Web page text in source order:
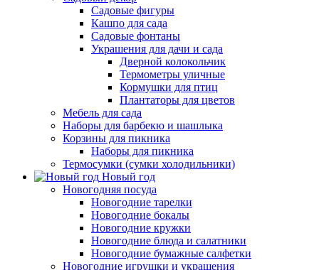
Садовые фигуры
Кашпо для сада
Садовые фонтаны
Украшения для дачи и сада
Дверной колокольчик
Термометры уличные
Кормушки для птиц
Плантаторы для цветов
Мебель для сада
Наборы для барбекю и шашлыка
Корзины для пикника
Наборы для пикника
Термосумки (сумки холодильники)
Новый год
Новогодняя посуда
Новогодние тарелки
Новогодние бокалы
Новогодние кружки
Новогодние блюда и салатники
Новогодние бумажные салфетки
Новогодние игрушки и украшения